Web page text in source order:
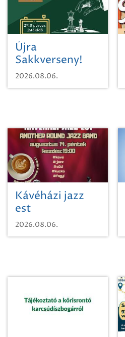
Újra
Sakkverseny!
2026.08.06.
Kávéházi jazz
est
2026.08.06.